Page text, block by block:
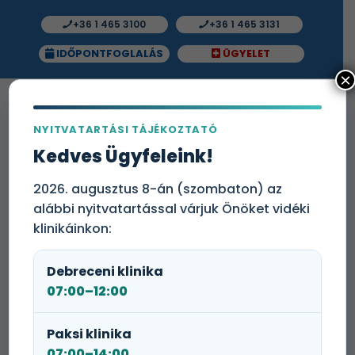
+36 1 465 3100 +36 1 465 3131
IDŐPONTFOGLALÁS ÜGYELET
Fogászati asszisztens
(Országszerte)
Medicare Fogászat korszerű, prémium kategóriás
fogászati ellátást biztosít. A Medicare Fogászati
NYITVATARTÁSI TÁJÉKOZTATÓ
Kedves Ügyfeleink!
2026. augusztus 8-án (szombaton) az
alábbi nyitvatartással várjuk Önöket vidéki
klinikáinkon:
Debreceni klinika
07:00–12:00
Paksi klinika
×